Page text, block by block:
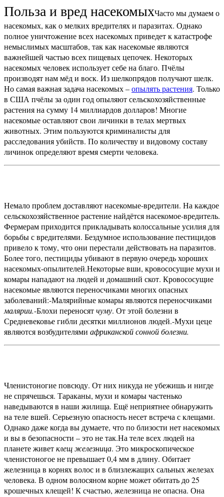
Польза и вред насекомыхЧасто мы думаем о
насекомых, как о мелких вредителях и паразитах. Однако
полное уничтожение всех насекомых приведет к катастрофе
немыслимых масштабов, так как насекомые являются
важнейшей частью всех пищевых цепочек. Некоторых
насекомых человек использует себе на благо. Пчёлы
производят нам мёд и воск. Из шелкопрядов получают шелк.
Но самая важная задача насекомых –опылять растения. Только
в США пчёлы за один год опыляют сельскохозяйственные
растения на сумму 14 миллиардов долларов! Многие
насекомые оставляют свои личинки в телах мертвых
животных. Этим пользуются криминалисты для
расследования убийств. По количеству и видовому составу
личинок определяют время смерти человека.
Немало проблем доставляют насекомые-вредители. На каждое
сельскохозяйственное растение найдётся насекомое-вредитель.
Фермерам приходится прикладывать колоссальные усилия для
борьбы с вредителями. Бездумное использование пестицидов
привело к тому, что они перестали действовать на паразитов.
Более того, пестициды убивают в первую очередь хороших
насекомых-опылителей.Некоторые вши, кровососущие мухи и
комары нападают на людей и домашний скот. Кровососущие
насекомые являются переносчиками многих опасных
заболеваний:-Малярийные комары являются переносчиками
малярии.-Блохи переносятчуму. От этой болезни в
Средневековье гибли десятки миллионов людей.-Мухи цеце
являются возбудителями африканской сонной болезни.
Членистоногие повсюду. От них никуда не убежишь и нигде
не спрячешься. Тараканы, мухи и комары частенько
наведываются в наши жилища. Ещё неприятнее обнаружить
на теле вшей. Серьезную опасность несет встреча с клещами.
Однако даже когда вы думаете, что по близости нет насекомых
и вы в безопасности – это не так.На теле всех людей на
планете живетклещ железница. Это микроскопическое
членистоногое не превышает 0,4 мм в длину. Обитает
железница в корнях волос и в близлежащих сальных железах
человека. В одном волосяном корне может обитать до 25
крошечных клещей! К счастью, железница не опасна. Она